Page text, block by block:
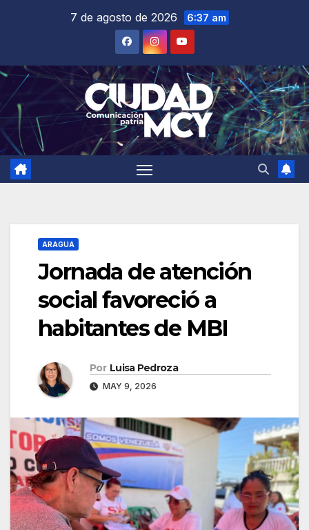
7 de agosto de 2026 6:37 am
ARAGUA
Jornada de atención
social favoreció a
habitantes de MBI
Por Luisa Pedroza
MAY 9, 2026